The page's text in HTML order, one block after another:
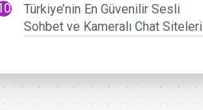
Türkiye’nin En Güvenilir Sesli
Sohbet ve Kameralı Chat Siteleri